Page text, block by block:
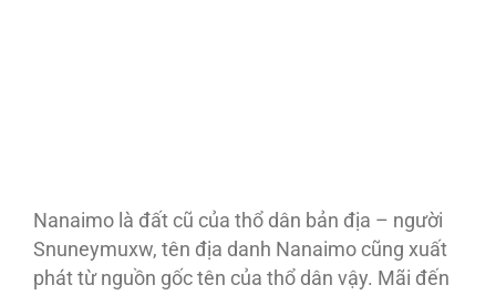
Nanaimo là đất cũ của thổ dân bản địa – người
Snuneymuxw, tên địa danh Nanaimo cũng xuất
phát từ nguồn gốc tên của thổ dân vậy. Mãi đến